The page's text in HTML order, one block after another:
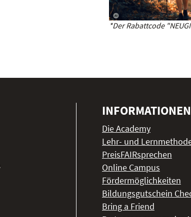
*Der Rabattcode
INFORMATIONEN
Die Academy
Lehr- und
PreisFAIRsprechen
Online Campus
Fördermöglichkeiten
Bildungsgutschein
Bring a Friend